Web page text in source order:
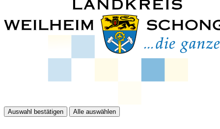
Auswahl bestätigen Alle auswählen